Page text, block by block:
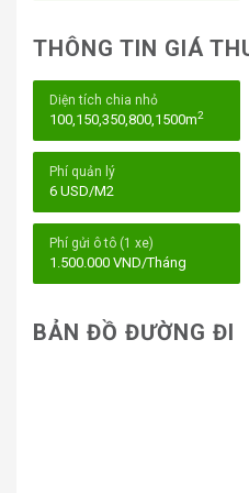
cho các doanh nghiệp
THÔNG TIN GIÁ
Diện tích chia nhỏ
100,150,350,800,1500m2
Phí quản lý
6 USD/M2
Phí gửi ô tô (1 xe)
1.500.000 VND/Tháng
BẢN ĐỒ ĐƯỜNG ĐI